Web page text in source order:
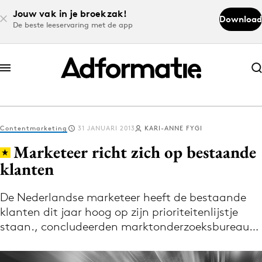
Jouw vak in je broekzak!
De beste leeservaring met de app
Download
Abonneer nu
Abonneer nu
Log in
Volg het laatste nieuws via de Adformatie
Nieuws app
Contentmarketing 31 JANUARI 2013 KARI-ANNE FYGI
Marketeer richt zich op bestaande
klanten
De Nederlandse marketeer heeft de bestaande
klanten dit jaar hoog op zijn prioriteitenlijstje
staan., concludeerden marktonderzoeksbureau…